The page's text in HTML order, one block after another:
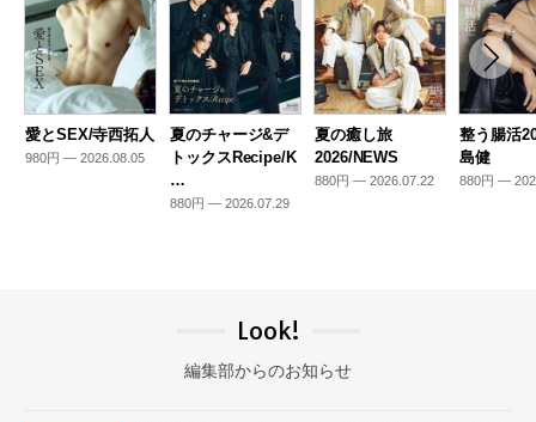
愛とSEX/寺西拓人
980円 — 2026.08.05
夏のチャージ&デ
トックスRecipe/K
…
880円 — 2026.07.29
夏の癒し旅
2026/NEWS
880円 — 2026.07.22
整う腸活
島健
880円 —
Look!
編集部からのお知らせ